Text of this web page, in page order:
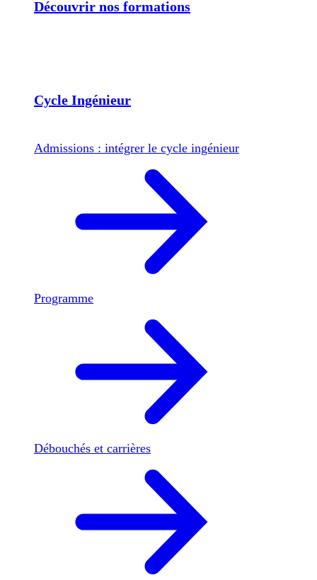
Découvrir nos formations
Cycle Ingénieur
Admissions : intégrer le cycle ingénieur
Programme
Débouchés et carrières